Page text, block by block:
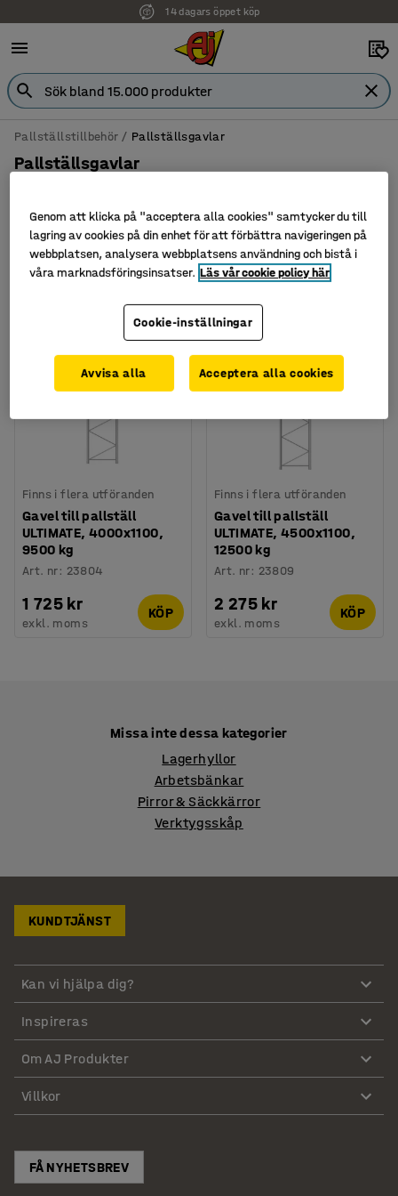
14 dagars öppet köp
Pallställstillbehör Pallställsgavlar
Pallställsgavlar
Filtrera Sortera
Finns i flera utföranden
Gavel till pallställ
ULTIMATE, 4000x1100,
9500 kg
Art. nr: 23804
1 725 kr
exkl. moms
KÖP
Finns i flera utföranden
Gavel till pallställ
ULTIMATE, 4500x1100,
12500 kg
Art. nr: 23809
2 275 kr
exkl. moms
KÖP
Missa inte dessa kategorier
Lagerhyllor
Arbetsbänkar
Pirror & Säckkärror
Verktygsskåp
KUNDTJÄNST
Kan vi hjälpa dig?
Inspireras
Om AJ Produkter
Villkor
FÅ NYHETSBREV
Genom att klicka på "acceptera alla cookies" samtycker du till
lagring av cookies på din enhet för att förbättra navigeringen på
webbplatsen, analysera webbplatsens användning och bistå i
våra marknadsföringsinsatser. Läs vår cookie policy här
Cookie-inställningar
Avvisa alla Acceptera alla cookies